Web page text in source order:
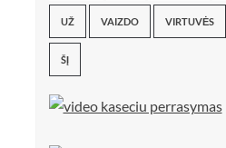
UŽ VAIZDO VIRTUVĖS
ŠĮ